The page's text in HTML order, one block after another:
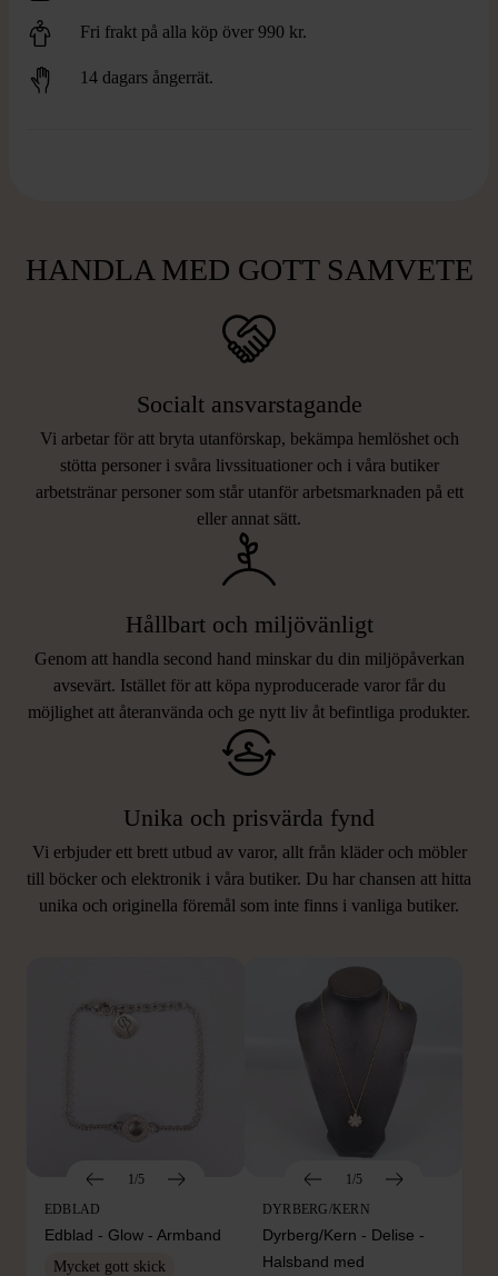
Fri frakt på alla köp över 990 kr.
14 dagars ångerrät.
HANDLA MED GOTT SAMVETE
Socialt ansvarstagande
Vi arbetar för att bryta utanförskap, bekämpa hemlöshet och
stötta personer i svåra livssituationer och i våra butiker
arbetstränar personer som står utanför arbetsmarknaden på ett
eller annat sätt.
Hållbart och miljövänligt
Genom att handla second hand minskar du din miljöpåverkan
avsevärt. Istället för att köpa nyproducerade varor får du
möjlighet att återanvända och ge nytt liv åt befintliga produkter.
Unika och prisvärda fynd
Vi erbjuder ett brett utbud av varor, allt från kläder och möbler
till böcker och elektronik i våra butiker. Du har chansen att hitta
unika och originella föremål som inte finns i vanliga butiker.
LIKNANDE PRODUKTER
Hitta produkter som påminner om denna
1/5
EDBLAD
Edblad - Glow - Armband
Mycket gott skick
1/5
DYRBERG/KERN
Dyrberg/Kern - Delise -
Halsband med